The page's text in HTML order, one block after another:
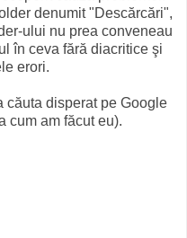
denumit "Descărcări",
ului nu prea conveneau
în ceva fără diacritice şi
erori.
căuta disperat pe Google
cum am făcut eu).